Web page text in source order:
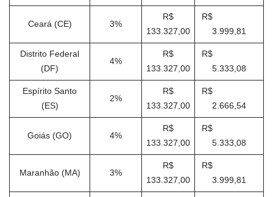
Ceará (CE) 3%
R$
133.327,00
R$
3.999,81
Distrito Federal
(DF)
4%
R$
133.327,00
R$
5.333,08
Espírito Santo
(ES)
2%
R$
133.327,00
R$
2.666,54
Goiás (GO) 4%
R$
133.327,00
R$
5.333,08
Maranhão (MA) 3%
R$
133.327,00
R$
3.999,81